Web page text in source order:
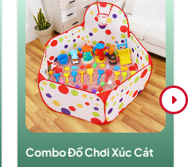
Combo Đồ Chơi Xúc Cát